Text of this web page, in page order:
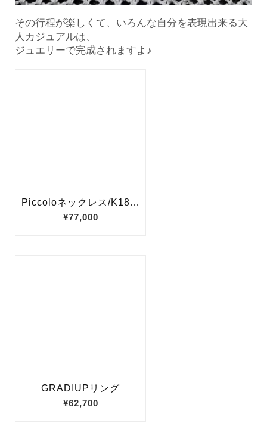
その行程が楽しくて、いろんな自分を表現出来る大
人カジュアルは、
ジュエリーで完成されますよ♪